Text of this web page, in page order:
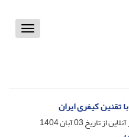
Toggle
تقنین کیفری ایران
از تاریخ03 آبان 1404